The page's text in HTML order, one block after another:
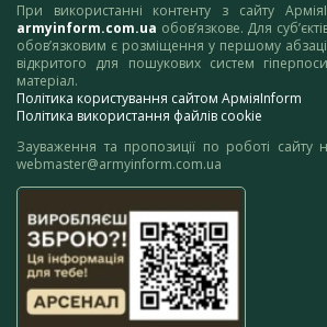
При використанні контенту з сайту
armyinform.com.ua обов’язкове. Для
обов’язковим є розміщення у першому
відкритого для пошукових систем
матеріал.
Політика користування сайтом АрміяInform
Політика використання файлів cookie
Зауваження та пропозиції по роботі сайту
webmaster@armyinform.com.ua